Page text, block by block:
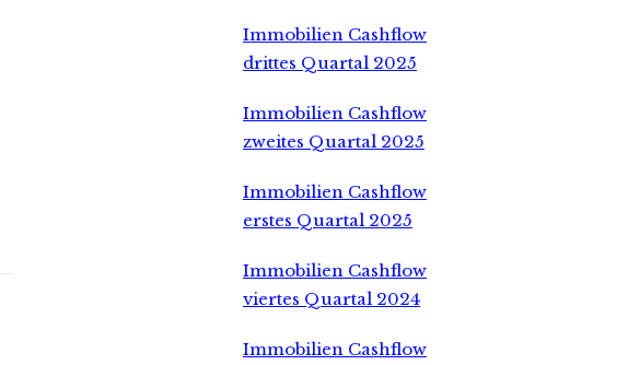
Immobilien Cashflow
drittes Quartal 2025
Immobilien Cashflow
zweites Quartal 2025
Immobilien Cashflow
erstes Quartal 2025
Immobilien Cashflow
viertes Quartal 2024
Immobilien Cashflow